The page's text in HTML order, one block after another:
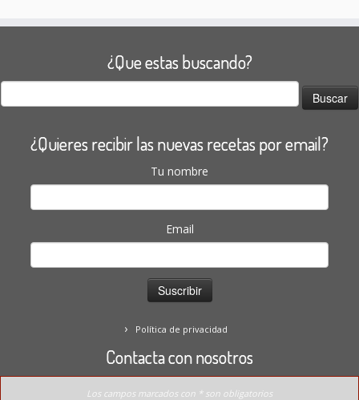
¿Que estas buscando?
Buscar:
¿Quieres recibir las nuevas recetas por email?
Tu nombre
Email
Política de privacidad
Contacta con nosotros
Los campos marcados con * son obligatorios